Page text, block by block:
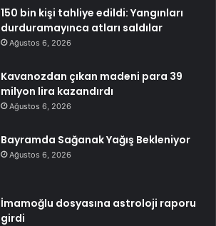
150 bin kişi tahliye edildi: Yangınları
durduramayınca atları saldılar
Ağustos 6, 2026
Kavanozdan çıkan madeni para 39
milyon lira kazandırdı
Ağustos 6, 2026
Bayramda Sağanak Yağış Bekleniyor
Ağustos 6, 2026
İmamoğlu dosyasına astroloji raporu
girdi